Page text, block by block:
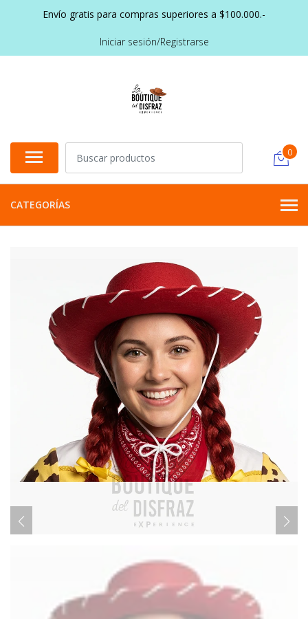
Envío gratis para compras superiores a $100.000.-
Iniciar sesión/Registrarse
0
CATEGORÍAS